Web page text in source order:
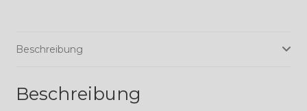
Beschreibung
Beschreibung